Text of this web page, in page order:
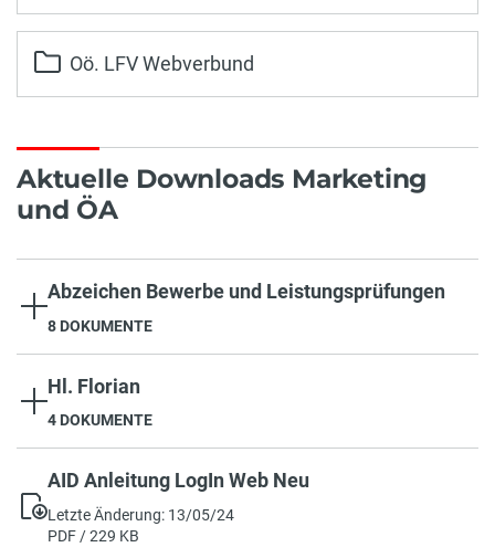
Oö. LFV Webverbund
Aktuelle Downloads Marketing
und ÖA
Abzeichen Bewerbe und Leistungsprüfungen
8 DOKUMENTE
Hl. Florian
4 DOKUMENTE
AID Anleitung LogIn Web Neu
Letzte Änderung: 13/05/24
PDF / 229 KB